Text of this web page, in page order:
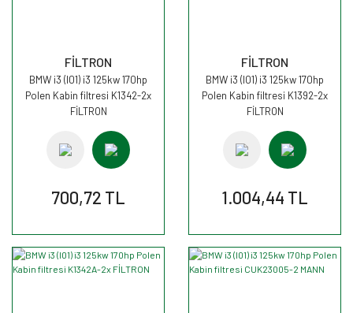
FİLTRON
BMW i3 (I01) i3 125kw 170hp
Polen Kabin filtresi K1342-2x
FİLTRON
700,72 TL
FİLTRON
BMW i3 (I01) i3 125kw 170hp
Polen Kabin filtresi K1392-2x
FİLTRON
1.004,44 TL